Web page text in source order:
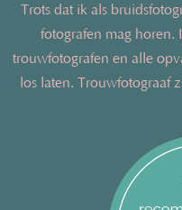
Trots dat ik als
fotografen mag horen.
trouwfotografen en alle
los laten. Trouwfotograaf